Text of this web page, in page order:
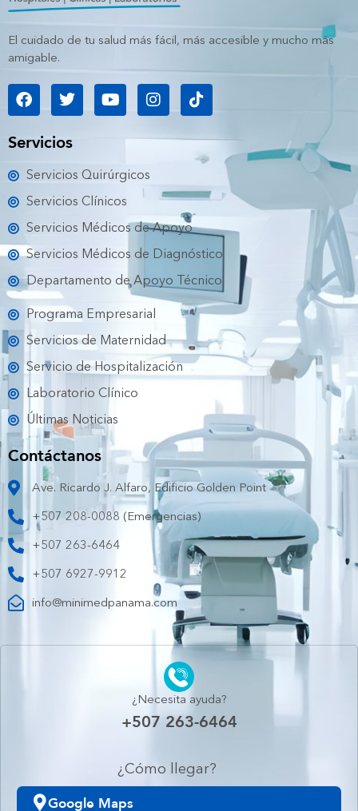
El cuidado de tu salud más fácil, más accesible y mucho más
amigable.
F
a
e
o
k
T
w
t
e
Y
o
b
I
n
t
a
m
T
i
t
o
Servicios
Servicios Quirúrgicos
Servicios Clínicos
Servicios Médicos de Apoyo
Servicios Médicos de Diagnóstico
Departamento de Apoyo Técnico
Programa Empresarial
Servicios de Maternidad
Servicio de Hospitalización
Laboratorio Clínico
Últimas Noticias
Contáctanos
Ave. Ricardo J. Alfaro, Edificio Golden Point
+507 208-0088 (Emergencias)
+507 263-6464
+507 6927-9912
info@minimedpanama.com
¿Necesita ayuda?
+507 263-6464
¿Cómo llegar?
Google Maps